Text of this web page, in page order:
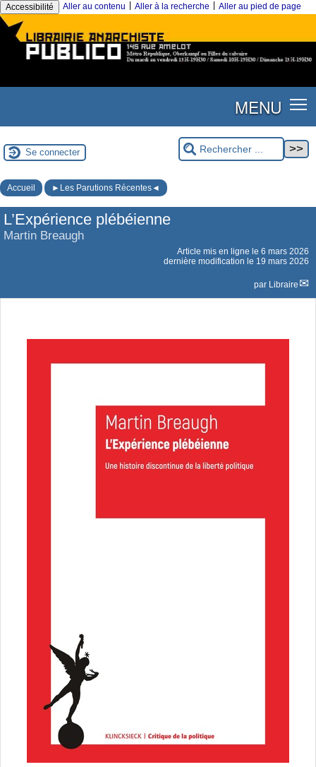
Accessibilité Aller au contenu Aller à la recherche Aller au pied de page
MENU
Se connecter
Accueil ►Les Parutions Récentes◄
L’Expérience plébéienne
Martin Breaugh
Article mis en ligne le 6 mars 2026
dernière modification le 19 mars 2026
par Libraire